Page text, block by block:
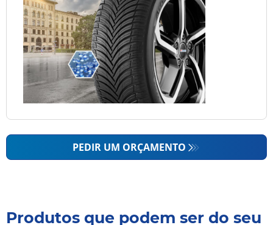
PEDIR UM ORÇAMENTO
Produtos que podem ser do seu